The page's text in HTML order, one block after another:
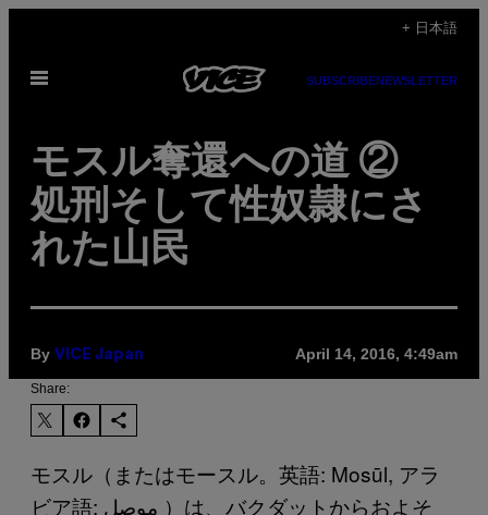
content
+ 日本語
Open
SUBSCRIBENEWSLETTER
モスル奪還への道 ②
処刑そして性奴隷にさ
れた山民
By VICE Japan April 14, 2016, 4:49am
Share:
モスル（またはモースル。英語: Mosūl, アラ
ビア語: موصل‎ ）は、バクダットからおよそ